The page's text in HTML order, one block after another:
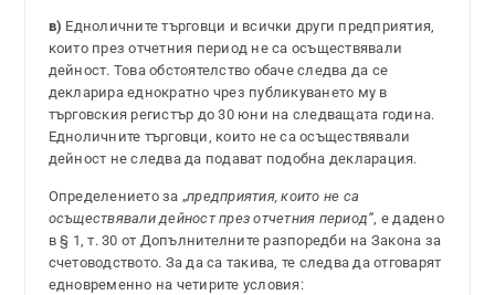
в) Едноличните търговци и всички други предприятия,
които през отчетния период не са осъществявали
дейност. Това обстоятелство обаче следва да се
декларира еднократно чрез публикуването му в
търговския регистър до 30 юни на следващата година.
Едноличните търговци, които не са осъществявали
дейност не следва да подават подобна декларация.
Определението за „предприятия, които не са
осъществявали дейност през отчетния период“, е дадено
в § 1, т. 30 от Допълнителните разпоредби на Закона за
счетоводството. За да са такива, те следва да отговарят
едновременно на четирите условия: